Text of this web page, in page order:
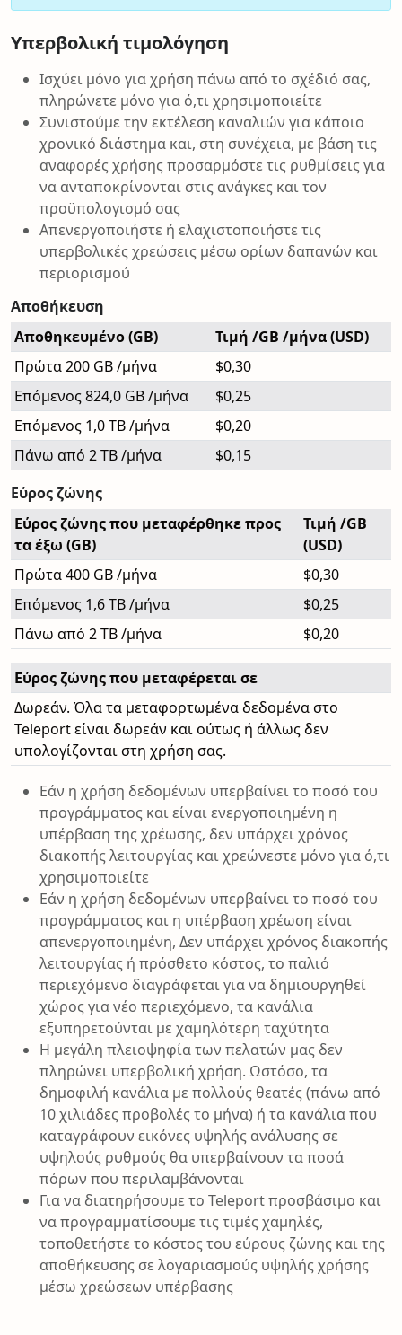
Υπερβολική τιμολόγηση
Ισχύει μόνο για χρήση πάνω από το σχέδιό σας,
πληρώνετε μόνο για ό,τι χρησιμοποιείτε
Συνιστούμε την εκτέλεση καναλιών για κάποιο
χρονικό διάστημα και, στη συνέχεια, με βάση τις
αναφορές χρήσης προσαρμόστε τις ρυθμίσεις για
να ανταποκρίνονται στις ανάγκες και τον
προϋπολογισμό σας
Απενεργοποιήστε ή ελαχιστοποιήστε τις
υπερβολικές χρεώσεις μέσω ορίων δαπανών και
περιορισμού
Αποθήκευση
Αποθηκευμένο (GB)
Τιμή /GB /μήνα (USD)
Πρώτα 200 GB /μήνα
$0,30
Επόμενος 824,0 GB /μήνα
$0,25
Επόμενος 1,0 TB /μήνα
$0,20
Πάνω από 2 TB /μήνα
$0,15
Εύρος ζώνης
Εύρος ζώνης που μεταφέρθηκε προς
τα έξω (GB)
Τιμή /GB
(USD)
Πρώτα 400 GB /μήνα
$0,30
Επόμενος 1,6 TB /μήνα
$0,25
Πάνω από 2 TB /μήνα
$0,20
Εύρος ζώνης που μεταφέρεται σε
Δωρεάν. Όλα τα μεταφορτωμένα δεδομένα στο
Teleport είναι δωρεάν και ούτως ή άλλως δεν
υπολογίζονται στη χρήση σας.
Εάν η χρήση δεδομένων υπερβαίνει το ποσό του
προγράμματος και είναι ενεργοποιημένη η
υπέρβαση της χρέωσης, δεν υπάρχει χρόνος
διακοπής λειτουργίας και χρεώνεστε μόνο για ό,τι
χρησιμοποιείτε
Εάν η χρήση δεδομένων υπερβαίνει το ποσό του
προγράμματος και η υπέρβαση χρέωση είναι
απενεργοποιημένη, Δεν υπάρχει χρόνος διακοπής
λειτουργίας ή πρόσθετο κόστος, το παλιό
περιεχόμενο διαγράφεται για να δημιουργηθεί
χώρος για νέο περιεχόμενο, τα κανάλια
εξυπηρετούνται με χαμηλότερη ταχύτητα
Η μεγάλη πλειοψηφία των πελατών μας δεν
πληρώνει υπερβολική χρήση. Ωστόσο, τα
δημοφιλή κανάλια με πολλούς θεατές (πάνω από
10 χιλιάδες προβολές το μήνα) ή τα κανάλια που
καταγράφουν εικόνες υψηλής ανάλυσης σε
υψηλούς ρυθμούς θα υπερβαίνουν τα ποσά
πόρων που περιλαμβάνονται
Για να διατηρήσουμε το Teleport προσβάσιμο και
να προγραμματίσουμε τις τιμές χαμηλές,
τοποθετήστε το κόστος του εύρους ζώνης και της
αποθήκευσης σε λογαριασμούς υψηλής χρήσης
μέσω χρεώσεων υπέρβασης